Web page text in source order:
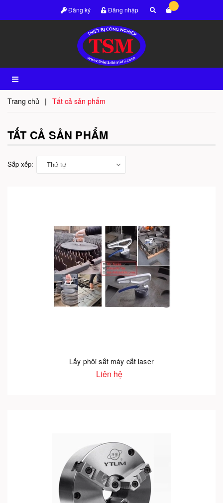
Đăng ký Đăng nhập
Trang chủ | Tất cả sản phẩm
TẤT CẢ SẢN PHẨM
Sắp xếp: Thứ tự
Lấy phôi sắt máy cắt laser
Liên hệ